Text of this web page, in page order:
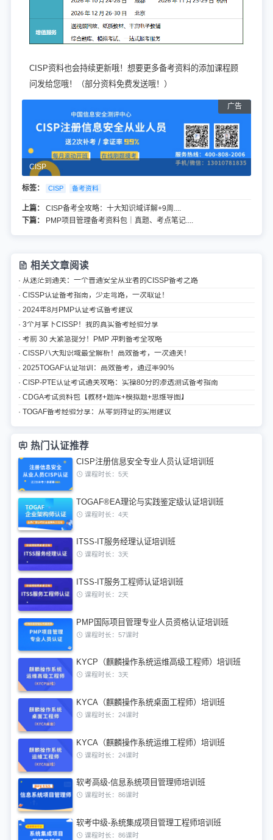
CISP资料也会持续更新哦！想要更多备考资料的添加课程顾
问发给您哦！
（部分资料免费发送哦！）
CISP
标签： CISP 备考资料
上篇：
CISP备考全攻略：十大知识域详解+9周....
下篇：
PMP项目管理备考资料包｜真题、考点笔记....
相关文章阅读
· 从迷茫到通关：一个普通安全从业者的CISSP备考之路
· CISSP认证备考指南，少走弯路，一次取证！
· 2024年8月PMP认证考试备考建议
· 3个月拿下CISSP！我的真实备考经验分享
· 考前 30 天紧急提分！PMP 冲刺备考全攻略
· CISSP八大知识域最全解析！高效备考，一次通关！
· 2025TOGAF认证培训：高效备考，通过率90%
· CISP-PTE认证考试通关攻略：实操80分的渗透测试备考指南
· CDGA考试资料包【教材+题库+模拟题+思维导图】
· TOGAF备考经验分享：从零到持证的实用建议
热门认证推荐
CISP注册信息安全专业人员认证培训班
课程时长：5天
TOGAF®EA理论与实践鉴定级认证培训班
课程时长：4天
ITSS-IT服务经理认证培训班
课程时长：3天
ITSS-IT服务工程师认证培训班
课程时长：2天
PMP国际项目管理专业人员资格认证培训班
课程时长：57课时
KYCP（麒麟操作系统运维高级工程师）培训班
课程时长：3天
KYCA（麒麟操作系统桌面工程师）培训班
课程时长：24课时
KYCA（麒麟操作系统运维工程师）培训班
课程时长：24课时
软考高级-信息系统项目管理师培训班
课程时长：86课时
软考中级-系统集成项目管理工程师培训班
课程时长：86课时